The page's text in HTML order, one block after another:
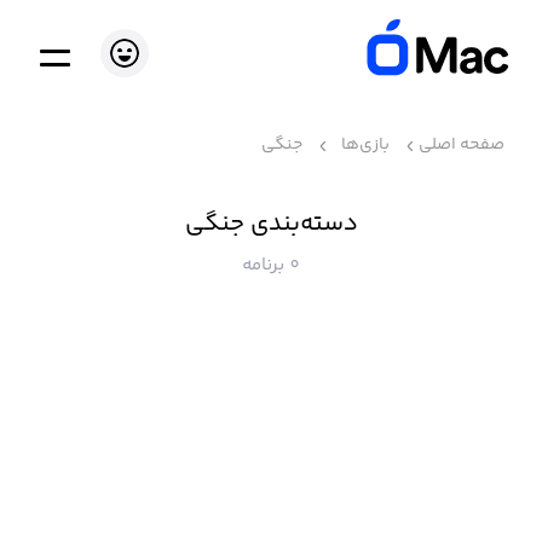
صفحه اصلی بازی‌ها جنگی
دسته‌بندی جنگی
0 برنامه